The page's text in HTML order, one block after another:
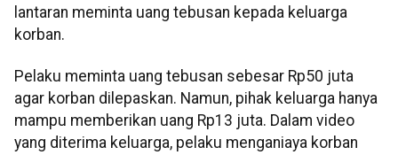
lantaran meminta uang tebusan kepada keluarga
korban.
Pelaku meminta uang tebusan sebesar Rp50 juta
agar korban dilepaskan. Namun, pihak keluarga hanya
mampu memberikan uang Rp13 juta. Dalam video
yang diterima keluarga, pelaku menganiaya korban